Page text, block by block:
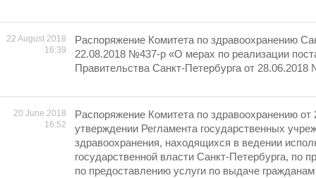
22 August 2018
16:39
Распоряжение Комитета по здравоохранению
22.08.2018 №437-р «О мерах по реализации
Правительства Санкт-Петербурга от 28.06.2018
20 June 2018
16:52
Распоряжение Комитета по здравоохранению
утверждении Регламента государственных
здравоохранения, находящихся в ведении
государственной власти Санкт-Петербурга, по
по предоставлению услуги по выдаче